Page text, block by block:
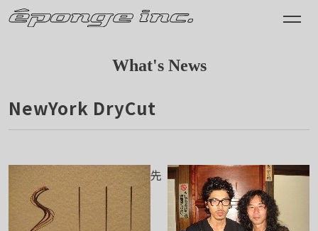
What's News
NewYork DryCut
先